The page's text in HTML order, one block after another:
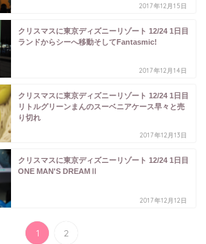
2017年12月15日
クリスマスに東京ディズニーリゾート 12/24 1日目
ランドからシーへ移動そしてFantasmic!
2017年12月14日
クリスマスに東京ディズニーリゾート 12/24 1日目
リトルグリーンまんのスーベニアケース早々と売
り切れ
2017年12月13日
クリスマスに東京ディズニーリゾート 12/24 1日目
ONE MAN'S DREAMⅡ
2017年12月12日
1 2